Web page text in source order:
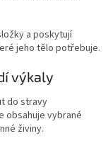
a poskytují
jeho tělo potřebuje.
výkaly
do stravy
obsahuje vybrané
živiny.